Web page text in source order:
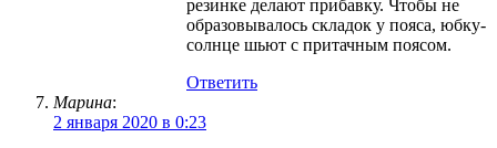
резинке делают прибавку. Чтобы не
образовывалось складок у пояса, юбку-
солнце шьют с притачным поясом.
Ответить
Марина:
2 января 2020 в 0:23